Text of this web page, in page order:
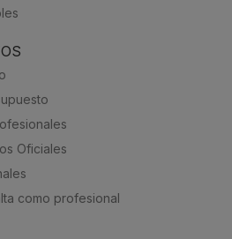
Oficiales
como profesional